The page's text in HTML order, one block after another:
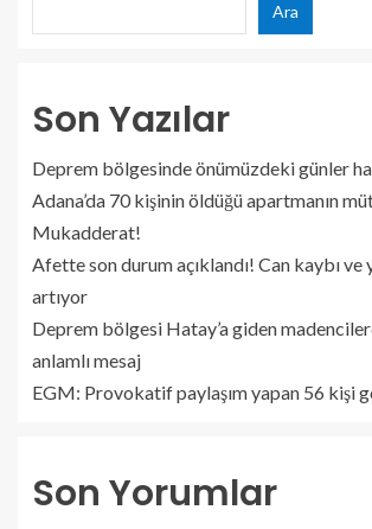
Ara
Son Yazılar
Deprem bölgesinde önümüzdeki günler
Adana’da 70 kişinin öldüğü apartmanın
Mukadderat!
Afette son durum açıklandı! Can kaybı ve
artıyor
Deprem bölgesi Hatay’a giden
anlamlı mesaj
EGM: Provokatif paylaşım yapan 56 kişi
Son Yorumlar